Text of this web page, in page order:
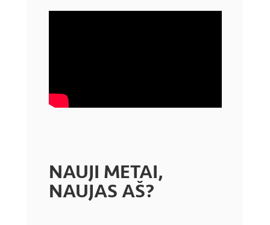
NAUJI METAI,
NAUJAS AŠ?